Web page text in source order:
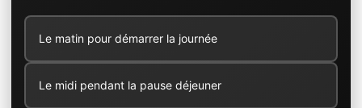
Le matin pour démarrer la journée
Le midi pendant la pause déjeuner